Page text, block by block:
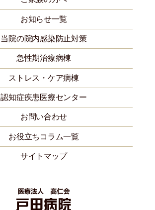
お知らせ一覧
当院の院内感染防止対策
急性期治療病棟
ストレス・ケア病棟
認知症疾患医療センター
お問い合わせ
お役立ちコラム一覧
サイトマップ